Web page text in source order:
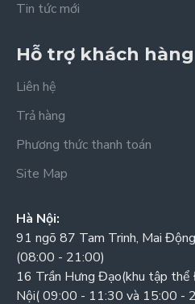
Tin tức mới
Hỗ trợ khách hàng
Liên hệ
Trả hàng
Phương thức thanh toán
Site Map
Hà Nội:
91 ngõ 87 Tam Trinh, Mai
(08:00 - 21:00)
16 Trần Hưng Đạo(khu tập thể
Nội( 09:00 - 11:30 và 15:00 -